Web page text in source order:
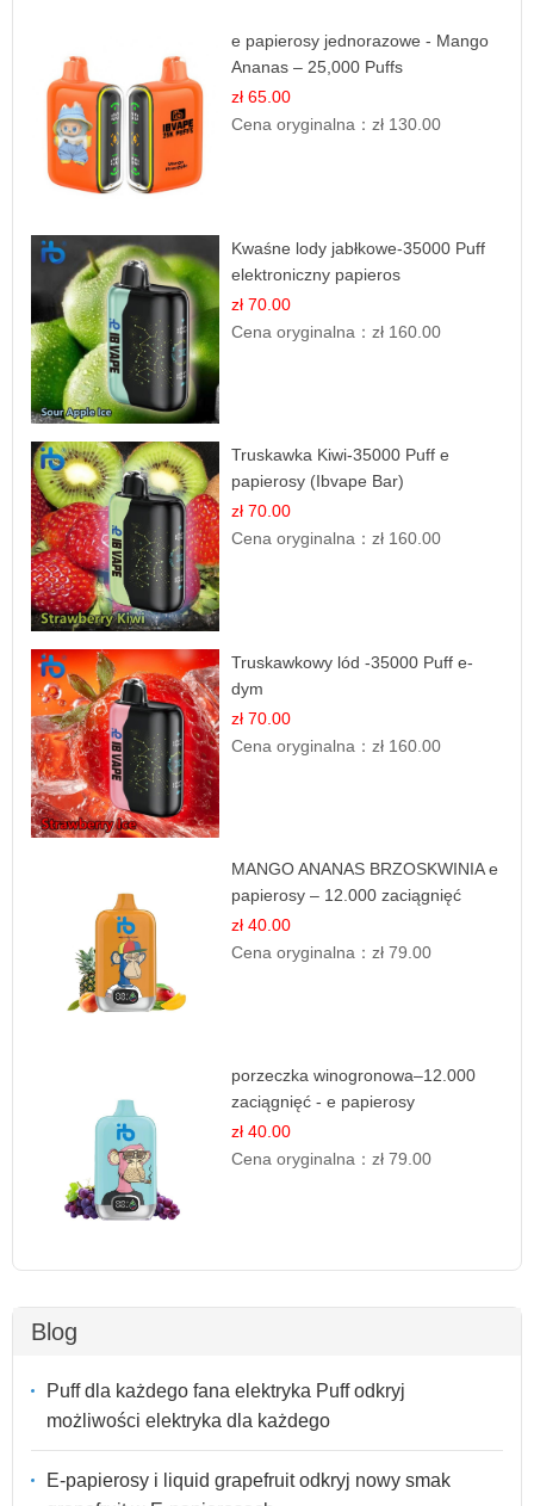
e papierosy jednorazowe - Mango
Ananas – 25,000 Puffs
zł 65.00
Cena oryginalna：zł 130.00
Kwaśne lody jabłkowe-35000 Puff
elektroniczny papieros
zł 70.00
Cena oryginalna：zł 160.00
Truskawka Kiwi-35000 Puff e
papierosy (Ibvape Bar)
zł 70.00
Cena oryginalna：zł 160.00
Truskawkowy lód -35000 Puff e-
dym
zł 70.00
Cena oryginalna：zł 160.00
MANGO ANANAS BRZOSKWINIA e
papierosy – 12.000 zaciągnięć
zł 40.00
Cena oryginalna：zł 79.00
porzeczka winogronowa–12.000
zaciągnięć - e papierosy
zł 40.00
Cena oryginalna：zł 79.00
Blog
Puff dla każdego fana elektryka Puff odkryj
możliwości elektryka dla każdego
E-papierosy i liquid grapefruit odkryj nowy smak